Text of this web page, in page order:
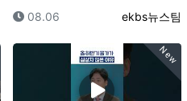
등록일
08.06 등록자
ekbs뉴스팀
New